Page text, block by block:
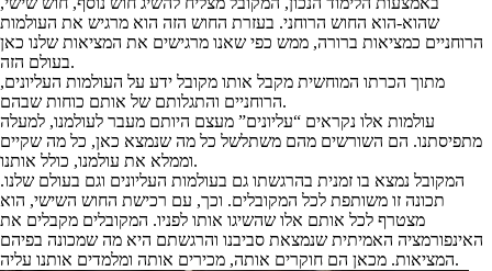
שהוא-הוא החוש הרוחני. בעזרת החוש הזה הוא מרגיש את העולמות
הרוחניים כמציאות ברורה, ממש כפי שאנו מרגישים את המציאות שלנו כאן
בעולם הזה.
מתוך הכרתו המוחשית מקבל אותו מקובל ידע על העולמות העליונים,
הרוחניים והתגלותם של אותם כוחות שבהם.
עולמות אלו נקראים “עליונים” מעצם היותם מעבר לעולמנו, למעלה
מתפיסתנו. הם השורשים מהם משתלשל כל מה שנמצא כאן, כל מה שקיים
וממלא את עולמנו, כולל אותנו.
המקובל נמצא בו זמנית בהרגשתו גם בעולמות העליונים וגם בעולם שלנו.
תכונה זו משותפת לכל המקובלים. וכך, עם רכישת החוש השישי, הוא
מצטרף לכל אותם אלו שהשיגו אותו לפניו. המקובלים מקבלים את
האינפורמציה האמיתית שנמצאת סביבנו והרגשתם היא מה שמכונה בפיהם
המציאות. מכאן הם חוקרים אותה, מכירים אותה ומלמדים אותנו עליה.